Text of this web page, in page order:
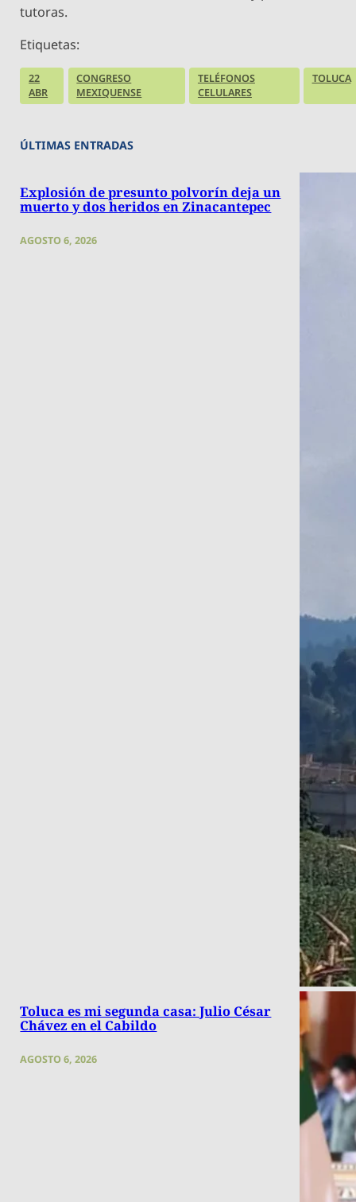
tutoras.
Etiquetas:
22
ABR
CONGRESO
MEXIQUENSE
TELÉFONOS
CELULARES
TOLUCA
ÚLTIMAS ENTRADAS
Explosión de presunto polvorín deja un
muerto y dos heridos en Zinacantepec
AGOSTO 6, 2026
Toluca es mi segunda casa: Julio César
Chávez en el Cabildo
AGOSTO 6, 2026